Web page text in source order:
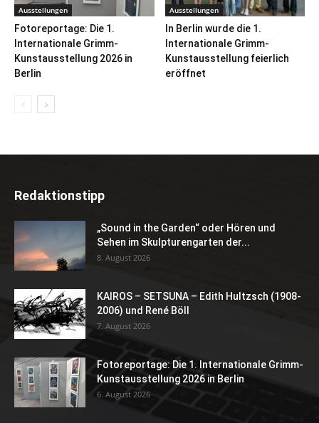
Ausstellungen
Fotoreportage: Die 1.
Internationale Grimm-
Kunstausstellung 2026 in
Berlin
Ausstellungen
In Berlin wurde die 1.
Internationale Grimm-
Kunstausstellung feierlich
eröffnet
Redaktionstipp
„Sound in the Garden“ oder Hören und
Sehen im Skulpturengarten der...
8. August 2026
KAIROS – SETSUNA – Edith Hultzsch (1908-
2006) und René Böll
7. August 2026
Fotoreportage: Die 1. Internationale Grimm-
Kunstausstellung 2026 in Berlin
6. August 2026